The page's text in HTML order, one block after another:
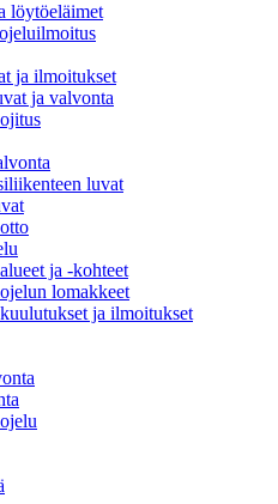
löytöeläimet
ja ilmoitukset
ja valvonta
luvat
ja -kohteet
lomakkeet
ja ilmoitukset